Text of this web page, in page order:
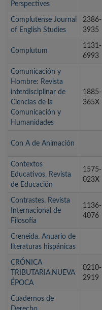
Perspectives
Complutense Journal
of English Studies
2386-
3935
Complutum
1131-
6993
Comunicación y
Hombre: Revista
interdisciplinar de
Ciencias de la
Comunicación y
Humanidades
1885-
365X
Con A de Animación
Contextos
Educativos. Revista
de Educación
1575-
023X
Contrastes. Revista
Internacional de
Filosofía
1136-
4076
Creneida. Anuario de
literaturas hispánicas
CRÓNICA
TRIBUTARIA.NUEVA
ÉPOCA
0210-
2919
Cuadernos de